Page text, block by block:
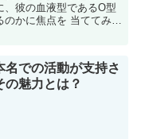
彼の血液型であるO型
かに焦点を 当ててみま
名での活動が支持さ
の魅力とは？